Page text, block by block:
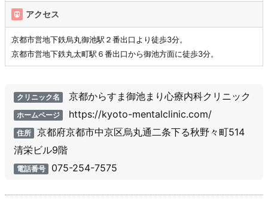
アクセス
京都市営地下鉄烏丸御池駅２番出口より徒歩3分。
京都市営地下鉄丸太町駅６番出口から御池方面に徒歩3分。
クリニック名 京都からすま御池まり心療内科クリニック
ホームページ https://kyoto-mentalclinic.com/
住所 京都府京都市中京区烏丸通二条下る秋野々町514
清栄ビル9階
電話番号 075-254-7575